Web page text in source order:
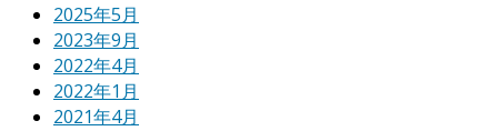
2025年5月
2023年9月
2022年4月
2022年1月
2021年4月